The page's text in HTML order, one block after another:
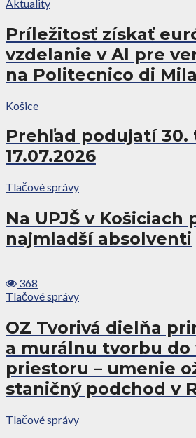
Aktuality
Príležitosť získať
vzdelanie v AI pre
na Politecnico di
Košice
Prehľad podujatí 30.
17.07.2026
Tlačové správy
Na UPJŠ v Košiciach
najmladší absolventi
368
Tlačové správy
OZ Tvorivá dielňa
a murálnu tvorbu do
priestoru – umenie
staničný podchod v
Tlačové správy